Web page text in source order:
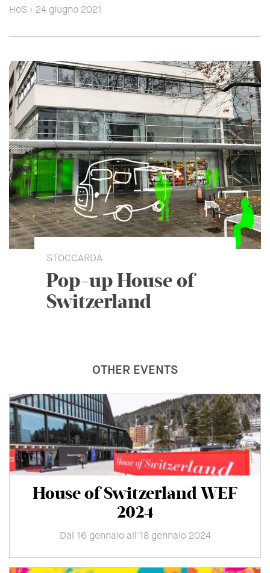
HoS › 24 giugno 2021
STOCCARDA
Pop-up House of
Switzerland
OTHER EVENTS
House of Switzerland WEF
2024
Dal 16 gennaio all'18 gennaio 2024